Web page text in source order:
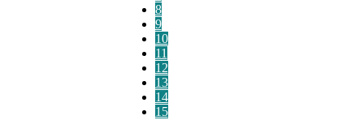
8
9
10
11
12
13
14
15